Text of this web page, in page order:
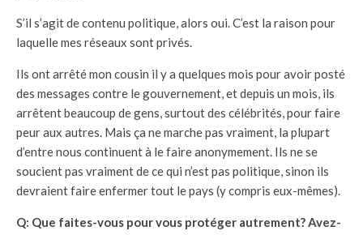
S’il s’agit de contenu politique, alors oui. C’est la raison pour
laquelle mes réseaux sont privés.
Ils ont arrêté mon cousin il y a quelques mois pour avoir posté
des messages contre le gouvernement, et depuis un mois, ils
arrêtent beaucoup de gens, surtout des célébrités, pour faire
peur aux autres. Mais ça ne marche pas vraiment, la plupart
d’entre nous continuent à le faire anonymement. Ils ne se
soucient pas vraiment de ce qui n’est pas politique, sinon ils
devraient faire enfermer tout le pays (y compris eux-mêmes).
Q: Que faites-vous pour vous protéger autrement? Avez-